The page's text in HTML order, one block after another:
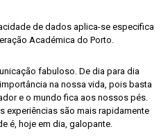
de dados aplica-se especifica
Académica do Porto.
fabuloso. De dia para dia
na nossa vida, pois basta
e o mundo fica aos nossos pés.
experiências são mais rapidamente
é, hoje em dia, galopante.